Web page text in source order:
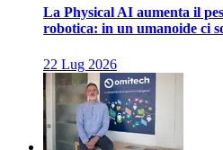
La Physical AI aumenta il
robotica: in un umanoide ci
22 Lug 2026